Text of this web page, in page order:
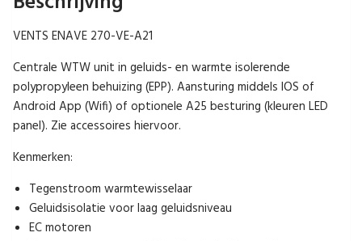
270
VE-
aantal
VENTS ENAVE 270-VE-A21
Centrale WTW unit in geluids- en warmte isolerende
polypropyleen behuizing (EPP). Aansturing middels IOS of
Android App (Wifi) of optionele A25 besturing (kleuren LED
panel). Zie accessoires hiervoor.
Kenmerken:
Tegenstroom warmtewisselaar
Geluidsisolatie voor laag geluidsniveau
EC motoren